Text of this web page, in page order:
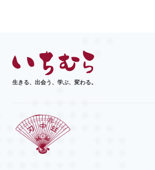
生きる、出会う、学ぶ、変わる。